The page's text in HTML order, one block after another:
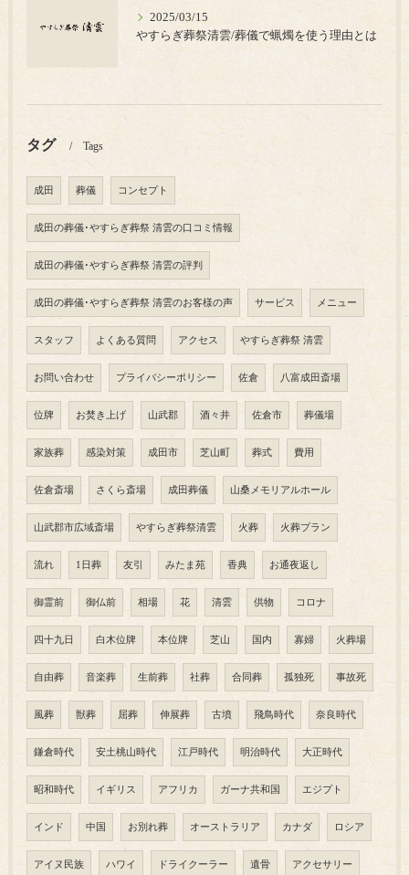
2025/03/15
やすらぎ葬祭清雲/葬儀で蝋燭を使う理由とは
タグ Tags
成田 葬儀 コンセプト
成田の葬儀･やすらぎ葬祭 清雲の口コミ情報
成田の葬儀･やすらぎ葬祭 清雲の評判
成田の葬儀･やすらぎ葬祭 清雲のお客様の声 サービス メニュー
スタッフ よくある質問 アクセス やすらぎ葬祭 清雲
お問い合わせ プライバシーポリシー 佐倉 八富成田斎場
位牌 お焚き上げ 山武郡 酒々井 佐倉市 葬儀場
家族葬 感染対策 成田市 芝山町 葬式 費用
佐倉斎場 さくら斎場 成田葬儀 山桑メモリアルホール
山武郡市広域斎場 やすらぎ葬祭清雲 火葬 火葬プラン
流れ 1日葬 友引 みたま苑 香典 お通夜返し
御霊前 御仏前 相場 花 清雲 供物 コロナ
四十九日 白木位牌 本位牌 芝山 国内 寡婦 火葬場
自由葬 音楽葬 生前葬 社葬 合同葬 孤独死 事故死
風葬 獣葬 屈葬 伸展葬 古墳 飛鳥時代 奈良時代
鎌倉時代 安土桃山時代 江戸時代 明治時代 大正時代
昭和時代 イギリス アフリカ ガーナ共和国 エジプト
インド 中国 お別れ葬 オーストラリア カナダ ロシア
アイヌ民族 ハワイ ドライクーラー 遺骨 アクセサリー